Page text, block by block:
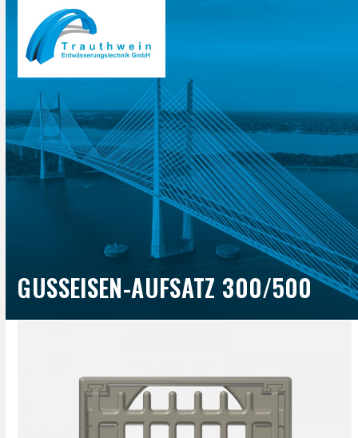
content
GUSSEISEN-AUFSATZ 300/500